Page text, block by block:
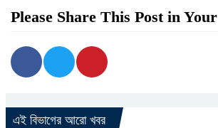
Please Share This Post in
এই বিভাগের আরো খবর